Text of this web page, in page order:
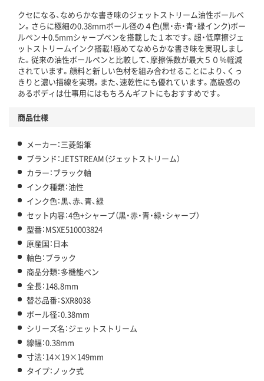
クセになる、なめらかな書き味のジェットストリーム油性ボールペ
ン。さらに極細の0.38mmボール径の４色(黒・赤・青・緑インク)ボー
ルペン＋0.5mmシャープペンを搭載した１本です。超・低摩擦ジェ
ットストリームインク搭載！極めてなめらかな書き味を実現しまし
た。従来の油性ボールペンと比較して、摩擦係数が最大５０％軽減
されています。顔料と新しい色材を組み合わせることにより、くっ
きりと濃い描線を実現。また、速乾性にも優れています。高級感の
あるボディは仕事用にはもちろんギフトにもおすすめです。
商品仕様
メーカー：三菱鉛筆
ブランド：JETSTREAM（ジェットストリーム）
カラー：ブラック軸
インク種類：油性
インク色：黒、赤、青、緑
セット内容：4色+シャープ（黒・赤・青・緑・シャープ）
型番：MSXE510003824
原産国：日本
軸色：ブラック
商品分類：多機能ペン
全長：148.8mm
替芯品番：SXR8038
ボール径：0.38mm
シリーズ名：ジェットストリーム
線幅：0.38mm
寸法：14×19×149mm
タイプ：ノック式